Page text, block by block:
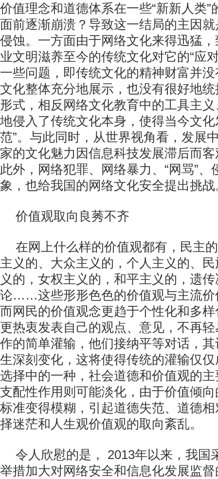
价值理念和道德体系在一些“新新人类”
面前逐渐崩溃？导致这一结局的主因
侵蚀。一方面由于网络文化来得迅猛
业文明滋养至今的传统文化对它的“应对
一些问题，即传统文化的精神财富并
文化整体充分地展示，也没有很好地
形式，相反网络文化教育中的工具主
地侵入了传统文化本身，使得当今文化
范”。与此同时，从世界视角看，发展
家的文化魅力因信息科技发展滞后而客
此外，网络犯罪、网络暴力、“网骂”
象，也给我国的网络文化安全提出挑战
价值观取向良莠不齐
在网上什么样的价值观都有，民主
主义的、大众主义的，个人主义的、
义的，女权主义的，和平主义的，遗
论……这些形形色色的价值观与主流价
而网民的价值观念更趋于个性化和多
更热衷发表自己的观点、意见，不再
作的简单灌输，他们接纳平等对话，
生深刻变化，这将使得传统的灌输仅
选择中的一种，社会道德和价值观的
支配性作用则可能淡化，由于价值倾
标准变得模糊，引起道德失范、道德
择迷茫和人生观价值观的取向紊乱。
令人欣慰的是， 2013年以来，我国
举措加大对网络安全和信息化发展监